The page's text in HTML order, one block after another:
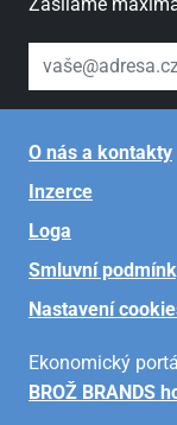
váš email
O nás a kontakty
Inzerce
Loga
Smluvní
Nastavení
Ekonomický
BROŽ BRANDS